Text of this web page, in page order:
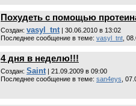
Похудеть с помощью
Cоздан: vasyl_tnt | 30.06.2010 в 13:02
Последнее сообщение в теме: vasyl_tnt ,
4 дня в неделю!!!
Cоздан: Saint | 21.09.2009 в 09:00
Последнее сообщение в теме: san4eys ,